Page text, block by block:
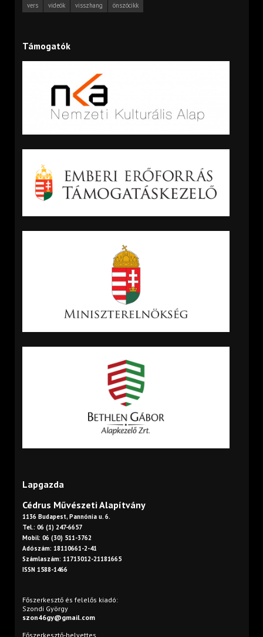
vers
videók visszhang önszócikk
Támogatók
Lapgazda
Cédrus Művészeti Alapítvány
1136 Budapest, Pannónia u. 6.
Tel.: 06 (1) 247-6657
Mobil: 06 (30) 511-3762
Adószám: 18110661-2-41
Számlaszám: 11713012-21181665
ISSN 1588-1466
Főszerkesztő és felelős kiadó:
Szondi György
szon46gy@gmail.com
Főszerkesztő-helyettes